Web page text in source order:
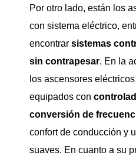
Por otro lado, están los
con sistema eléctrico,
encontrar sistemas
sin contrapesar. En la
los ascensores
equipados con
conversión de
confort de conducción y
suaves. En cuanto a su